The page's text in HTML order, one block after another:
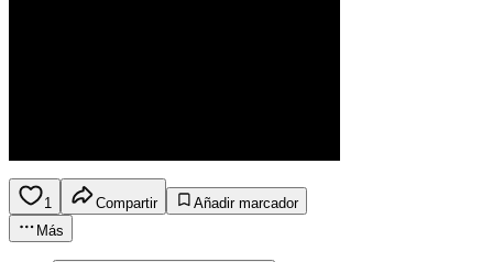
1 Compartir
Añadir marcador
Más